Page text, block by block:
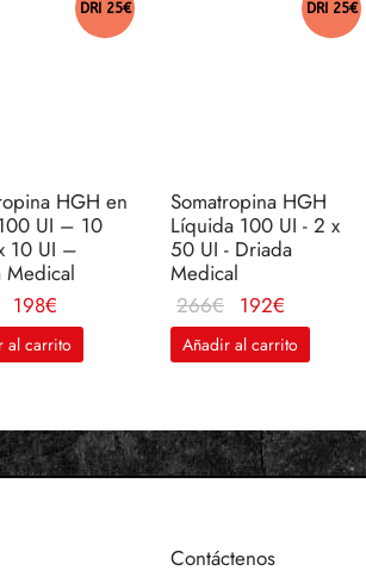
DRI 25€
HGH en
UI – 10
10 UI –
Medical
El
precio
original
266€.
198€
precio
actual
198€.
al carrito
DRI 25€
Somatropina HGH
Líquida 100 UI - 2 x
50 UI - Driada
Medical
266€ El
precio
original
266€.
192€
precio
actual
192€.
Añadir al carrito
Contáctenos